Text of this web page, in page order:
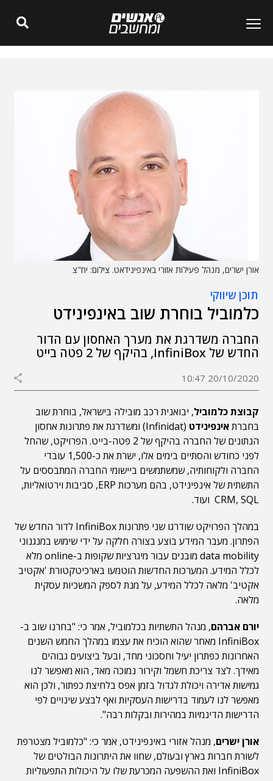
אורן ישרים, מנהל פעילות אזורי באינפינידאט. צילום: יח"צ
תוכן שיווקי
כלמוביל בוחרת שוב באינפינידט
החברה משדרגת את מערך האחסון עם הדור
החדש של InfiniBox, בהיקף של 2 פטה בייט
20/10/2020 10:47
קבוצת כלמוביל, יבואנית רכב מובילה בישראל, בוחרת שוב
בחברתאינפינידט
(Infinidat) ומשדרגת את פתרונות אחסון
הנתונים של החברה בהיקף של 2 פטה-בייט. הפרויקט, שהחל
לפני כחודש והסתיים בימים אלו, ישרת את כ-1,500 עובדי
החברה ולקוחותיה, שמשתמשים ביישומי החברה המתבססים על
התשתית של אינפינידט, בהם מערכות ERP, סביבות וירטואליות,
CRM, SQL ועוד.
במהלך הפרויקט שודרגו שני פתרונות InfiniBox לדור החדש של
הפתרון. מעבר המידע בוצע בצורה חלקה על ידי שימוש במנגנוני
data mobility מובנים עבור מיגרציות שקופות ב-online מלא
לכלל המידע. המערכות החדשות הוטמעו בארכיטקטורת 'אקטיב
אקטיב' מלאה לכלל המידע, על מנת לספק המשכיות עסקית
מלאה.
יורם אברהם, מנהל התשתיות בכלמוביל, אמר כי: "בחרנו שוב ב-
InfiniBox מאחר שהוא הוכיח את עצמו במהלך החמש השנים
האחרונות כפתרון יעיל וחסכוני מחד, ובעל ביצועים גבוהים
מאידך. לצד צריכת חשמל וקירור נמוכה מאד, הוא מאפשר לנו
גמישות אדירה ויכולת לגדול בזמן אפס בלחיצת כפתור, ולכן הוא
מאפשר לנו לעמוד בדרישות העסקיות ואף לבצע שינויים לפי
הדרישות הדינמיות במהירות ובקלות רבה".
אורן ישרים, מנהל אזורי באינפינידט, אמר כי: "כלמוביל מצטרפת
לשורת חברות בארץ ובעולם, שחוו את היתרונות הבולטים של
InfiniBox ואת ההשפעה המכרעת שלו על היכולות התפעוליות